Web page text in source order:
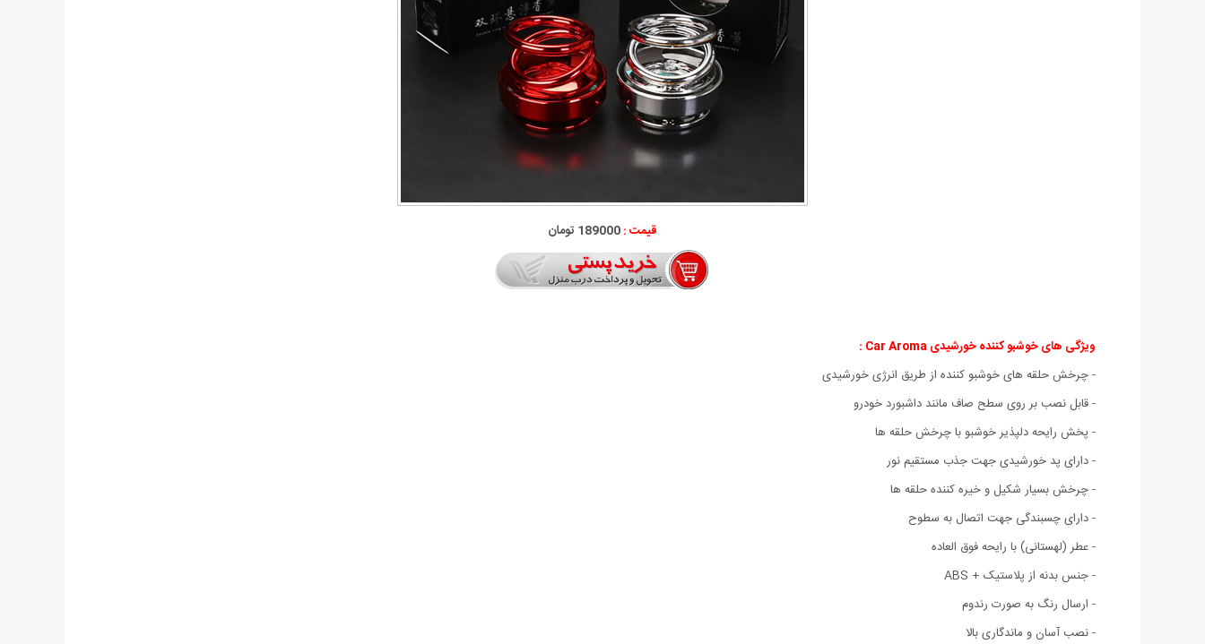
قیمت :189000 تومان
ویژگی های خوشبو کننده خورشیدی Car Aroma :
- چرخش حلقه های خوشبو کننده از طریق انرژی خورشیدی
- قابل نصب بر روی سطح صاف مانند داشبورد خودرو
- پخش رایحه دلپذیر خوشبو با چرخش حلقه ها
- دارای پد خورشیدی جهت جذب مستقیم نور
- چرخش بسیار شکیل و خیره کننده حلقه ها
- دارای چسبندگی جهت اتصال به سطوح
- عطر (لهستانی) با رایحه فوق العاده
- جنس بدنه از پلاستیک + ABS
- ارسال رنگ به صورت رندوم
- نصب آسان و ماندگاری بالا